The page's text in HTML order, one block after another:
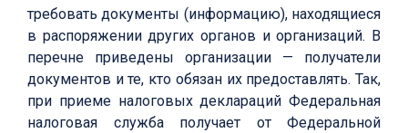
требовать документы (информацию), находящиеся
в распоряжении других органов и организаций. В
перечне приведены организации — получатели
документов и те, кто обязан их предоставлять. Так,
при приеме налоговых деклараций Федеральная
налоговая служба получает от Федеральной